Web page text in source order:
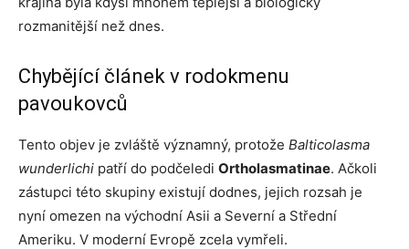
rozmanitější než dnes.
Chybějící článek v rodokmenu
pavoukovců
Tento objev je zvláště významný, protože Balticolasma
wunderlichi patří do podčeledi Ortholasmatinae. Ačkoli
zástupci této skupiny existují dodnes, jejich rozsah je
nyní omezen na východní Asii a Severní a Střední
Ameriku. V moderní Evropě zcela vymřeli.